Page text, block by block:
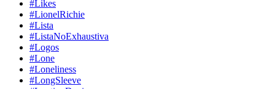
#Likes
#LionelRichie
#Lista
#ListaNoExhaustiva
#Logos
#Lone
#Loneliness
#LongSleeve